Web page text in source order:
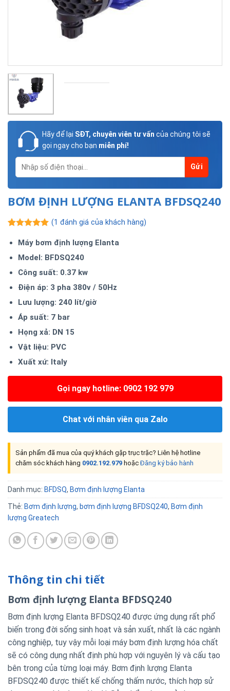
Hãy để lại SĐT, chuyên viên tư vấn của chúng tôi sẽ
gọi ngay cho bạn miễn phí!
BƠM ĐỊNH LƯỢNG ELANTA BFDSQ240
dựa trên
(1 đánh giá của khách hàng)
Máy bơm định lượng Elanta
Model: BFDSQ240
Công suất: 0.37 kw
Điện áp: 3 pha 380v / 50Hz
Lưu lượng: 240 lít/giờ
Áp suất: 7 bar
Họng xả: DN 15
Vật liệu: PVC
Xuất xứ: Italy
Gọi ngay hotline: 0902 192 979
Chat với nhân viên qua Zalo
Sản phẩm đã mua của quý khách gặp trục trặc? Liên hệ hotline
chăm sóc khách hàng 0902.192.979 hoặcĐăng ký bảo hành
Danh mục: BFDSQ, Bơm định lượng Elanta
Thẻ: Bơm định lượng, bơm định lượng BFDSQ240, Bơm định
lượng Greatech
Thông tin chi tiết
Bơm định lượng Elanta BFDSQ240
Bơm định lượng Elanta BFDSQ240 được ứng dụng rất phổ
biến trong đời sống sinh hoạt và sản xuất, nhất là các ngành
công nghiệp, tuy vậy mỗi loại máy bơm định lượng hóa chất
sẽ có công dụng nhất định phù hợp với nguyên lý và cấu tạo
bên trong của từng loại máy. Bơm định lượng Elanta
BFDSQ240 được thiết kế chống thấm nước, thích hợp sử